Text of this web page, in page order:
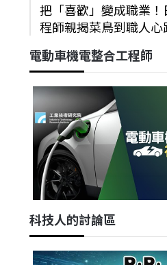
把「喜歡」變成職業
程師親揭菜鳥到職人心
電動車機電整合工程師
科技人的討論區